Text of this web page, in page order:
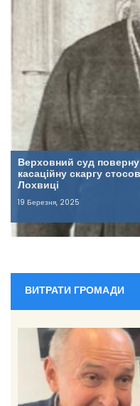
Верховний суд
касаційну скаргу
Лохвиці
19 Березня, 2025
ВИТРАТИ ГРОМАДИ